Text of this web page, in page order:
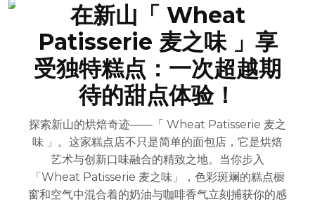
在新山「 Wheat
Patisserie 麦之味 」享
受独特糕点：一次超越期
待的甜点体验！
探索新山的烘焙奇迹——「 Wheat Patisserie 麦之
味 」。这家糕点店不只是简单的面包店，它是烘焙
艺术与创新口味融合的精致之地。当你步入
「Wheat Patisserie 麦之味」，色彩斑斓的糕点橱
窗和空气中混合着的奶油与咖啡香气立刻捕获你的感